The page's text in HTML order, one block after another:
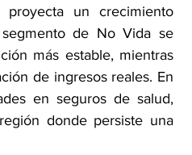
proyecta un crecimiento
de No Vida se
más estable, mientras
de ingresos reales. En
en seguros de salud,
donde persiste una